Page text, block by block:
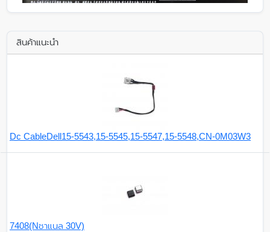
สินค้าแนะนำ
Dc CableDell15-5543,15-5545,15-5547,15-5548,CN-0M03W3
7408(Nชาแนล 30V)